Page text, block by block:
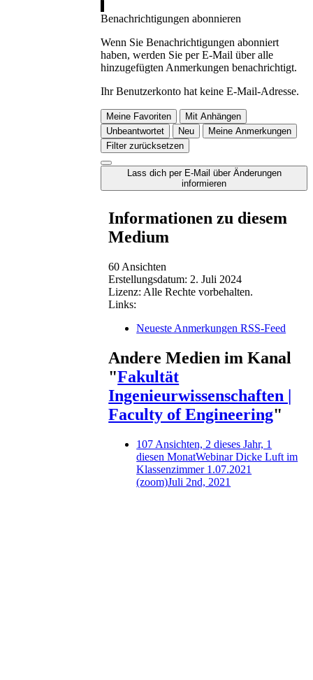
Benachrichtigungen abonnieren
Wenn Sie Benachrichtigungen abonniert
haben, werden Sie per E-Mail über alle
hinzugefügten Anmerkungen benachrichtigt.
Ihr Benutzerkonto hat keine E-Mail-Adresse.
Meine Favoriten
Mit Anhängen
Unbeantwortet
Neu
Meine Anmerkungen
Filter zurücksetzen
Lass dich per E-Mail über Änderungen
informieren
Informationen zu diesem
Medium
60 Ansichten
Erstellungsdatum: 2. Juli 2024
Lizenz: Alle Rechte vorbehalten.
Links:
Neueste Anmerkungen RSS-Feed
Andere Medien im Kanal
"Fakultät
Ingenieurwissenschaften |
Faculty of Engineering"
107 Ansichten, 2 dieses Jahr, 1
diesen MonatWebinar Dicke Luft im
Klassenzimmer 1.07.2021
(zoom)Juli 2nd, 2021